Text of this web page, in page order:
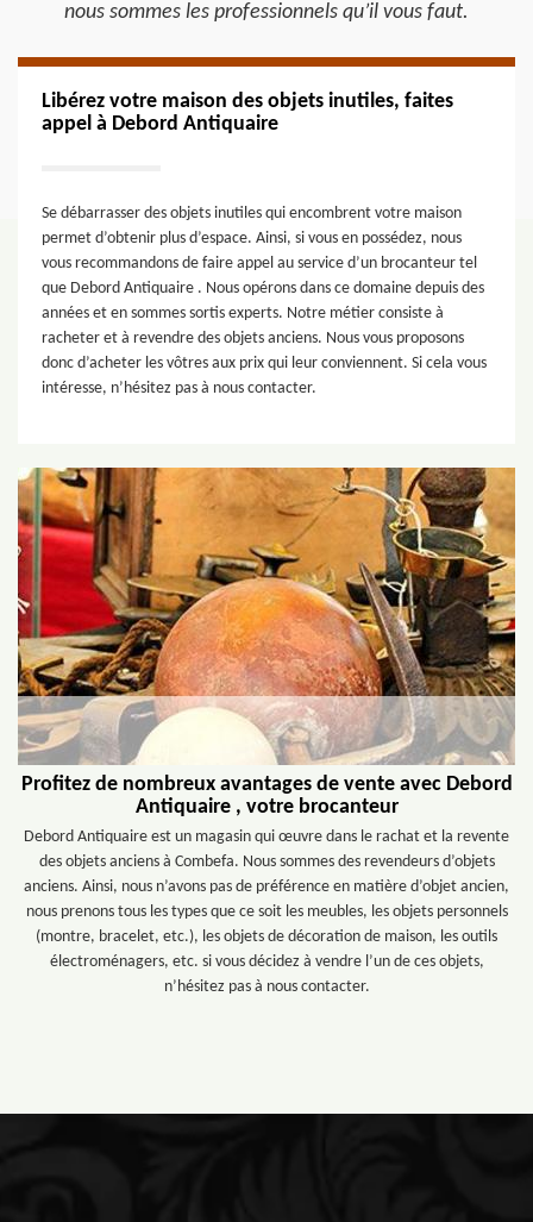
nous sommes les professionnels qu’il vous faut.
Libérez votre maison des objets inutiles, faites
appel à Debord Antiquaire
Se débarrasser des objets inutiles qui encombrent votre maison
permet d’obtenir plus d’espace. Ainsi, si vous en possédez, nous
vous recommandons de faire appel au service d’un brocanteur tel
que Debord Antiquaire . Nous opérons dans ce domaine depuis des
années et en sommes sortis experts. Notre métier consiste à
racheter et à revendre des objets anciens. Nous vous proposons
donc d’acheter les vôtres aux prix qui leur conviennent. Si cela vous
intéresse, n’hésitez pas à nous contacter.
Profitez de nombreux avantages de vente avec Debord
Antiquaire , votre brocanteur
Debord Antiquaire est un magasin qui œuvre dans le rachat et la revente
des objets anciens à Combefa. Nous sommes des revendeurs d’objets
anciens. Ainsi, nous n’avons pas de préférence en matière d’objet ancien,
nous prenons tous les types que ce soit les meubles, les objets personnels
(montre, bracelet, etc.), les objets de décoration de maison, les outils
électroménagers, etc. si vous décidez à vendre l’un de ces objets,
n’hésitez pas à nous contacter.